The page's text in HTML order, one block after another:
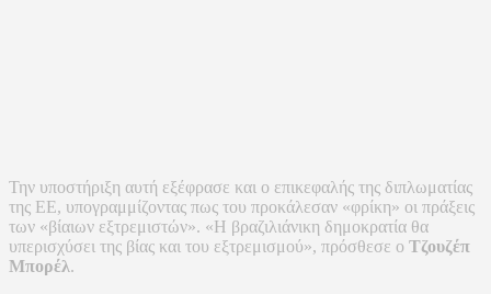
Την υποστήριξη αυτή εξέφρασε και ο επικεφαλής της διπλωματίας
της ΕΕ, υπογραμμίζοντας πως του προκάλεσαν «φρίκη» οι πράξεις
των «βίαιων εξτρεμιστών». «Η βραζιλιάνικη δημοκρατία θα
υπερισχύσει της βίας και του εξτρεμισμού», πρόσθεσε ο Τζουζέπ
Μπορέλ.